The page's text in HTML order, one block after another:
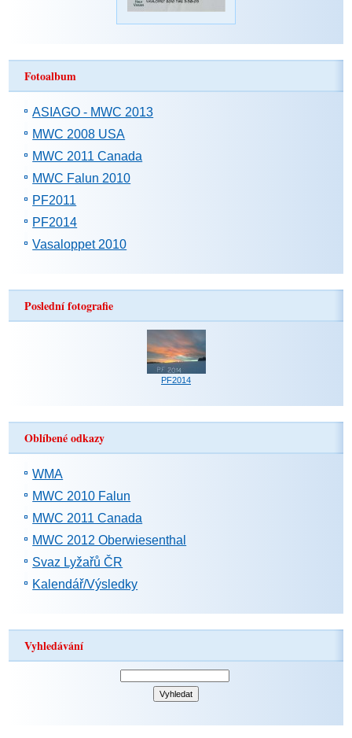
Fotoalbum
ASIAGO - MWC 2013
MWC 2008 USA
MWC 2011 Canada
MWC Falun 2010
PF2011
PF2014
Vasaloppet 2010
Poslední fotografie
PF2014
Oblíbené odkazy
WMA
MWC 2010 Falun
MWC 2011 Canada
MWC 2012 Oberwiesenthal
Svaz Lyžařů ČR
Kalendář/Výsledky
Vyhledávání